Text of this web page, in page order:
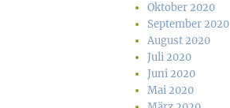
Oktober 2020
September 2020
August 2020
Juli 2020
Juni 2020
Mai 2020